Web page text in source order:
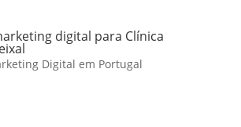
digital para Clínica
Digital em Portugal